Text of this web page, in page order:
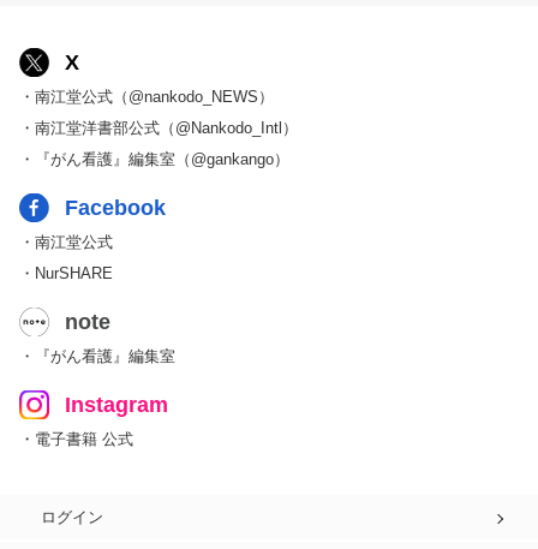
X
・南江堂公式（@nankodo_NEWS）
・南江堂洋書部公式（@Nankodo_Intl）
・『がん看護』編集室（@gankango）
Facebook
・南江堂公式
・NurSHARE
note
・『がん看護』編集室
Instagram
・電子書籍 公式
ログイン